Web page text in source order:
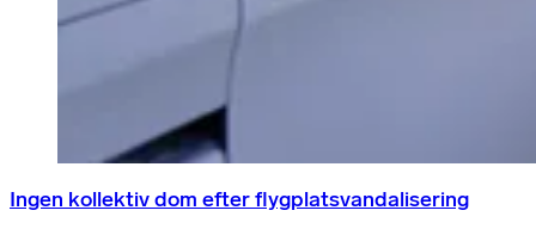
Ingen kollektiv dom efter flygplatsvandalisering